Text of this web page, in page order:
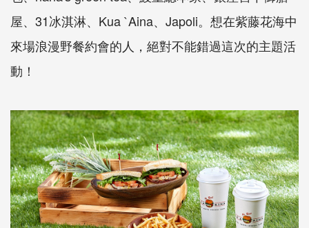
屋、31冰淇淋、Kua `Aina、Japoli。想在紫藤花海中
來場浪漫野餐約會的人，絕對不能錯過這次的主題活
動！